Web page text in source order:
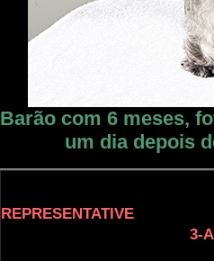
Barão com 6 meses,
um dia depois
REPRESENTATIVE
3-